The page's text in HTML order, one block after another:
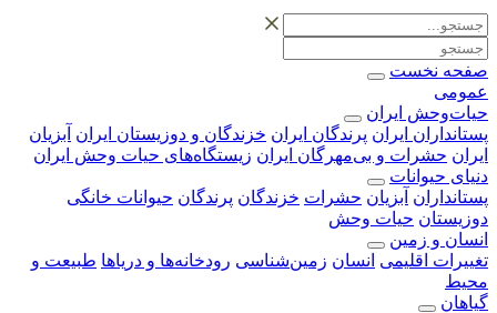
صفحه نخست
عمومی
حیات‌وحش ایران
پستانداران ایران پرندگان ایران خزندگان و دوزیستان ایران آبزیان
ایران حشرات و بی‌مهرگان ایران زیستگاه‌های حیات وحش ایران
دنیای حیوانات
پستانداران آبزیان حشرات خزندگان پرندگان حیوانات خانگی
دوزیستان حیات وحش
انسان و زمین
تغییرات اقلیمی انسان زمین‌شناسی رودخانه‎‌ها و دریاها
طبیعت و
محیط
گیاهان